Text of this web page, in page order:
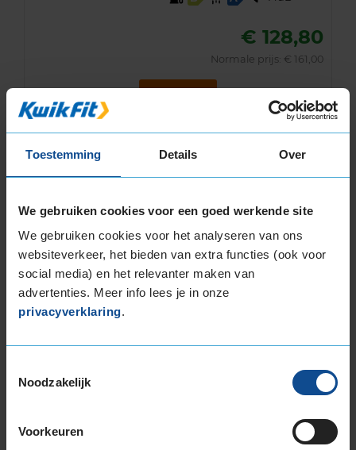
Toestemming Details Over
We gebruiken cookies voor een goed werkende site
We gebruiken cookies voor het analyseren van ons
websiteverkeer, het bieden van extra functies (ook voor
social media) en het relevanter maken van
advertenties. Meer info lees je in onze
privacyverklaring.
Noodzakelijk
Voorkeuren
€ 128,80
Normale prijs: € 161,00
9,0 Algemeen
9,0
Geluid
8,0
Grip
Datum beoordeling10 november 2023
FORD Mondeo 2.0 HB 4-cil. B 145pk
25.000 tot 50.000 km
Ben tevreden over de banden goeie